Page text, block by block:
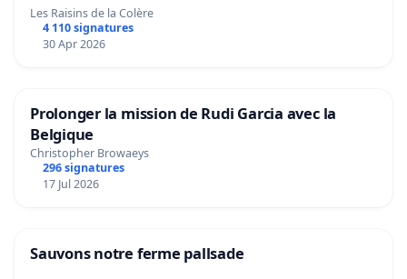
Les Raisins de la Colère
4 110 signatures
30 Apr 2026
Prolonger la mission de Rudi Garcia avec la
Belgique
Christopher Browaeys
296 signatures
17 Jul 2026
Sauvons notre ferme pallsade